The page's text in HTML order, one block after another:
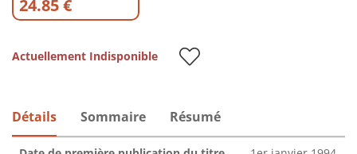
24.85 €
Actuellement Indisponible
Détails Sommaire Résumé